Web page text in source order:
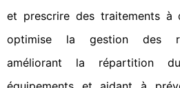
et prescrire des traitements à
optimise la gestion des
améliorant la répartition